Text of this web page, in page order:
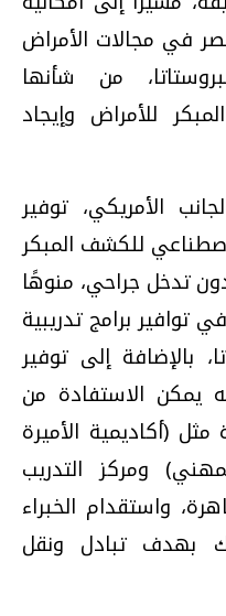
في مجالات الأمراض
من شأنها
للأمراض وإيجاد
الأمريكي، توفير
للكشف المبكر
تدخل جراحي، منوهًا
توافير برامج تدريبية
بالإضافة إلى توفير
يمكن الاستفادة من
مثل (أكاديمية الأميرة
ومركز التدريب
واستقدام الخبراء
بهدف تبادل ونقل